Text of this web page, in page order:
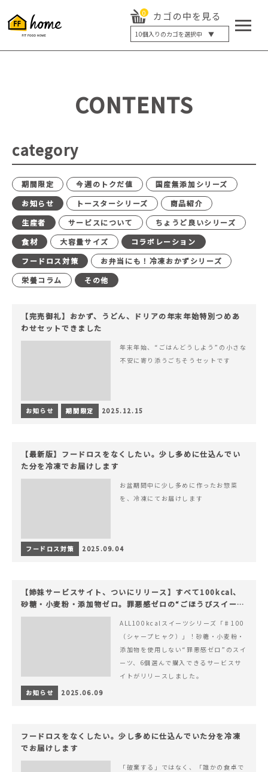
0 カゴの中を見る
10個入りのカゴを選択中 ▼
5個入り
20個入り
最大12%OFF
CONTENTS
category
期間限定 今週のトクだ値
国産無添加シリーズ
お知らせ
トースターシリーズ
商品紹介
生産者
サービスについて
ちょうど良いシリーズ
食材
大容量サイズ
コラボレーション
フードロス対策
お弁当にも！冷凍おかずシリーズ
栄養コラム
その他
【完売御礼】おかず、うどん、ドリアの年末年始特別つめあ
わせセットできました
年末年始、“ごはんどうしよう”の小さな
不安に寄り添うごちそうセットです
お知らせ 期間限定 2025.12.15
【最新版】フードロスをなくしたい。少し多めに仕込んでい
た分を冷凍でお届けします
お盆期間中に少し多めに作ったお惣菜
を、冷凍にてお届けします
フードロス対策 2025.09.04
【姉妹サービスサイト、ついにリリース】すべて100kcal、
砂糖・小麦粉・添加物ゼロ。罪悪感ゼロの“ごほうびスイー
ツ”『#100（シャープ100）』
ALL100kcalスイーツシリーズ「♯100
（シャープヒャク）」！砂糖・小麦粉・
添加物を使用しない“罪悪感ゼロ”のスイ
ーツ、6個選んで購入できるサービスサ
イトがリリースしました。
お知らせ
2025.06.09
フードロスをなくしたい。少し多めに仕込んでいた分を冷凍
でお届けします
「破棄する」ではなく、「誰かの食卓で